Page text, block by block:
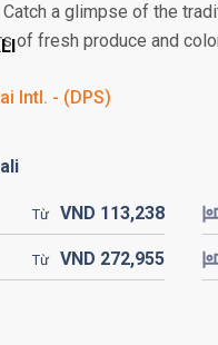
a glimpse of the
of fresh produce and
Intl. - (DPS)
Từ VND 113,238
Từ VND 272,955